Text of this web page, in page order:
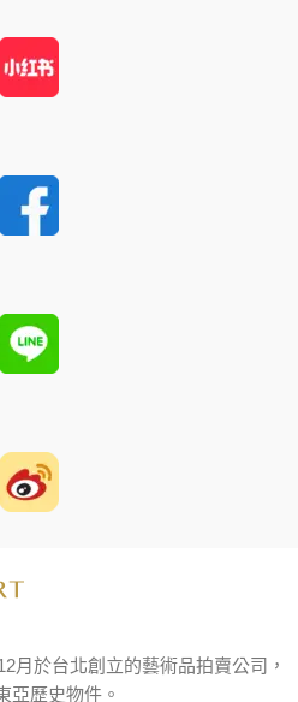
月於台北創立的藝術品拍賣公司，
亞歷史物件。